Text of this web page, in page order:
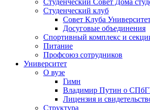
Студенческий Совет Дома
Студенческий клуб
Совет Клуба
Досуговые объединения
Спортивный комплекс и
Питание
Профсоюз сотрудников
Университет
О вузе
Гимн
Владимир Путин о
Лицензия и
Структура